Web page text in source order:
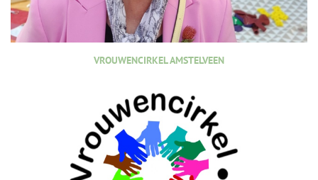
VROUWENCIRKEL AMSTELVEEN